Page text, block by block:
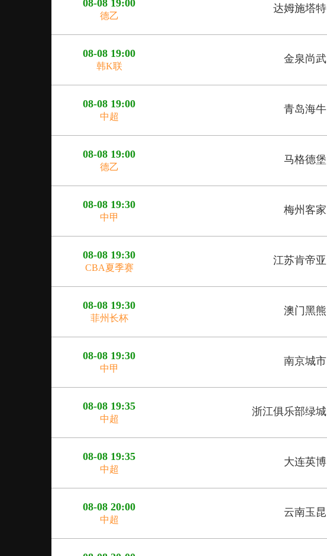
08-08 19:00
德乙
达姆施塔特
08-08 19:00
韩K联
金泉尚武
08-08 19:00
中超
青岛海牛
08-08 19:00
德乙
马格德堡
08-08 19:30
中甲
梅州客家
08-08 19:30
CBA夏季赛
江苏肯帝亚
08-08 19:30
菲州长杯
澳门黑熊
08-08 19:30
中甲
南京城市
08-08 19:35
中超
浙江俱乐部绿城
08-08 19:35
中超
大连英博
08-08 20:00
中超
云南玉昆